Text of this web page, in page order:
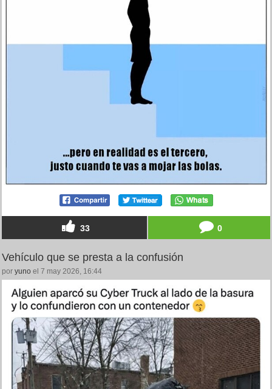
33 0
Vehículo que se presta a la confusión
por yuno el 7 may 2026, 16:44